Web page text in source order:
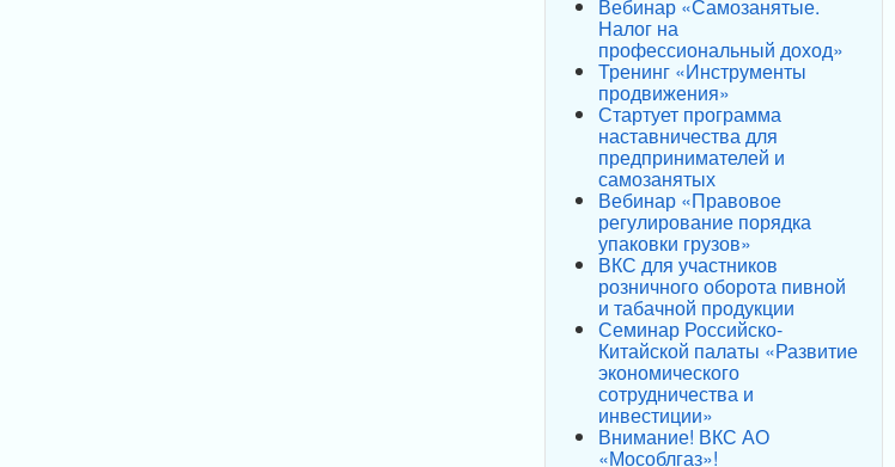
Вебинар «Самозанятые.
Налог на
профессиональный доход»
Тренинг «Инструменты
продвижения»
Стартует программа
наставничества для
предпринимателей и
самозанятых
Вебинар «Правовое
регулирование порядка
упаковки грузов»
ВКС для участников
розничного оборота пивной
и табачной продукции
Семинар Российско-
Китайской палаты «Развитие
экономического
сотрудничества и
инвестиции»
Внимание! ВКС АО
«Мособлгаз»!